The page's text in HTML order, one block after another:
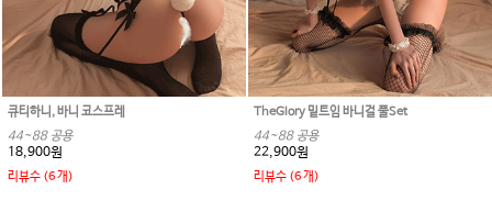
큐티하니, 바니 코스프레
44~88 공용
18,900원
리뷰수 (6 개)
TheGlory 밑트임 바니걸 풀Set
44~88 공용
22,900원
리뷰수 (6 개)